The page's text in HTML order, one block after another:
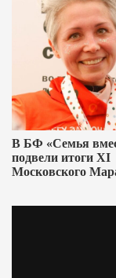
В БФ «Семья
подвели итоги XI
Московского